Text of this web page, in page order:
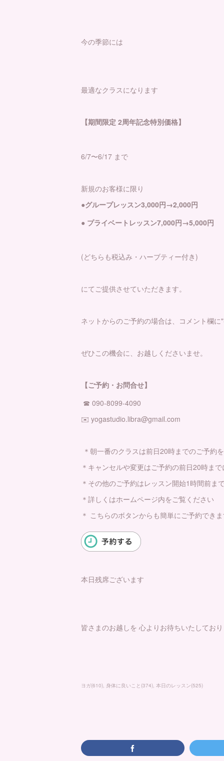
今の季節には
最適なクラスになります
【期間限定 2周年記念特別価格】
6/7〜6/17 まで
新規のお客様に限り
●グループレッスン3,000円→2,000円
● プライベートレッスン7,000円→5,000円
(どちらも税込み・ハーブティー付き)
にてご提供させていただきます。
ネットからのご予約の場合は、コメント欄
ぜひこの機会に、お越しくださいませ。
【ご予約・お問合せ】
☎︎ 090-8099-4090
✉️ yogastudio.libra@gmail.com
＊朝一番のクラスは前日20時までのご予約
＊キャンセルや変更はご予約の前日20時ま
＊その他のご予約はレッスン開始1時間前ま
＊詳しくはホームページ内をご覧ください
＊ こちらのボタンからも簡単にご予約でき
本日残席ございます
皆さまのお越しを 心よりお待ちいたしてお
ヨガ(610) 身体に良いこと (374) 本日のレッスン(525)